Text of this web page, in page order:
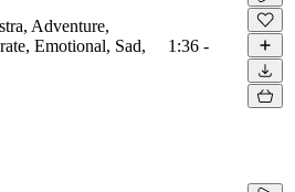
Adventure,
Emotional, Sad,
1:36 -